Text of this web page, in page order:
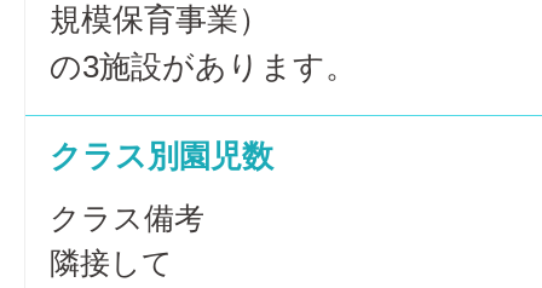
規模保育事業）
の3施設があります。
クラス別園児数
クラス備考
隣接して